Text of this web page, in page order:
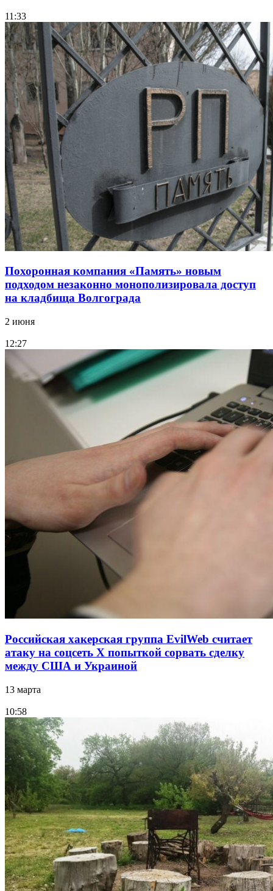
11:33
Похоронная компания «Память» новым
подходом незаконно монополизировала доступ
на кладбища Волгограда
2 июня
12:27
Российская хакерская группа EvilWeb считает
атаку на соцсеть Х попыткой сорвать сделку
между США и Украиной
13 марта
10:58